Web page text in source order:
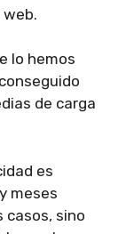
lo hemos
de carga
es
meses
casos, sino